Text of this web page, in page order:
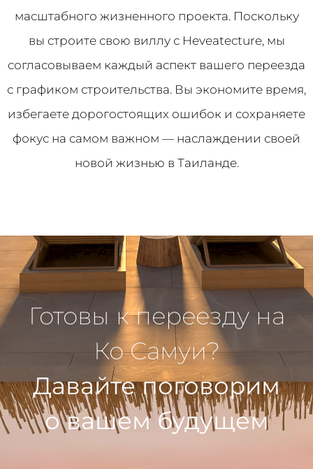
масштабного жизненного проекта. Поскольку
вы строите свою виллу с Heveatecture, мы
согласовываем каждый аспект вашего переезда
с графиком строительства. Вы экономите время,
избегаете дорогостоящих ошибок и сохраняете
фокус на самом важном — наслаждении своей
новой жизнью в Таиланде.
Готовы к переезду на
Ко Самуи?
Давайте поговорим
о вашем будущем